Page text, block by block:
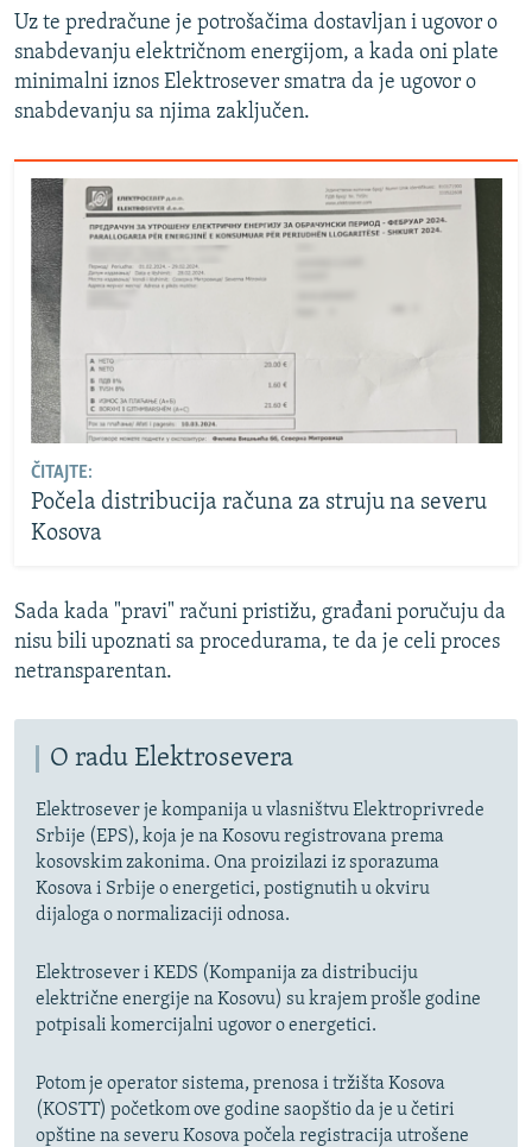
Uz te predračune je potrošačima dostavljan i ugovor o
snabdevanju električnom energijom, a kada oni plate
minimalni iznos Elektrosever smatra da je ugovor o
snabdevanju sa njima zaključen.
ČITAJTE:
Počela distribucija računa za struju na severu
Kosova
Sada kada "pravi" računi pristižu, građani poručuju da
nisu bili upoznati sa procedurama, te da je celi proces
netransparentan.
O radu Elektrosevera
Elektrosever je kompanija u vlasništvu Elektroprivrede
Srbije (EPS), koja je na Kosovu registrovana prema
kosovskim zakonima. Ona proizilazi iz sporazuma
Kosova i Srbije o energetici, postignutih u okviru
dijaloga o normalizaciji odnosa.
Elektrosever i KEDS (Kompanija za distribuciju
električne energije na Kosovu) su krajem prošle godine
potpisali komercijalni ugovor o energetici.
Potom je operator sistema, prenosa i tržišta Kosova
(KOSTT) početkom ove godine saopštio da je u četiri
opštine na severu Kosova počela registracija utrošene